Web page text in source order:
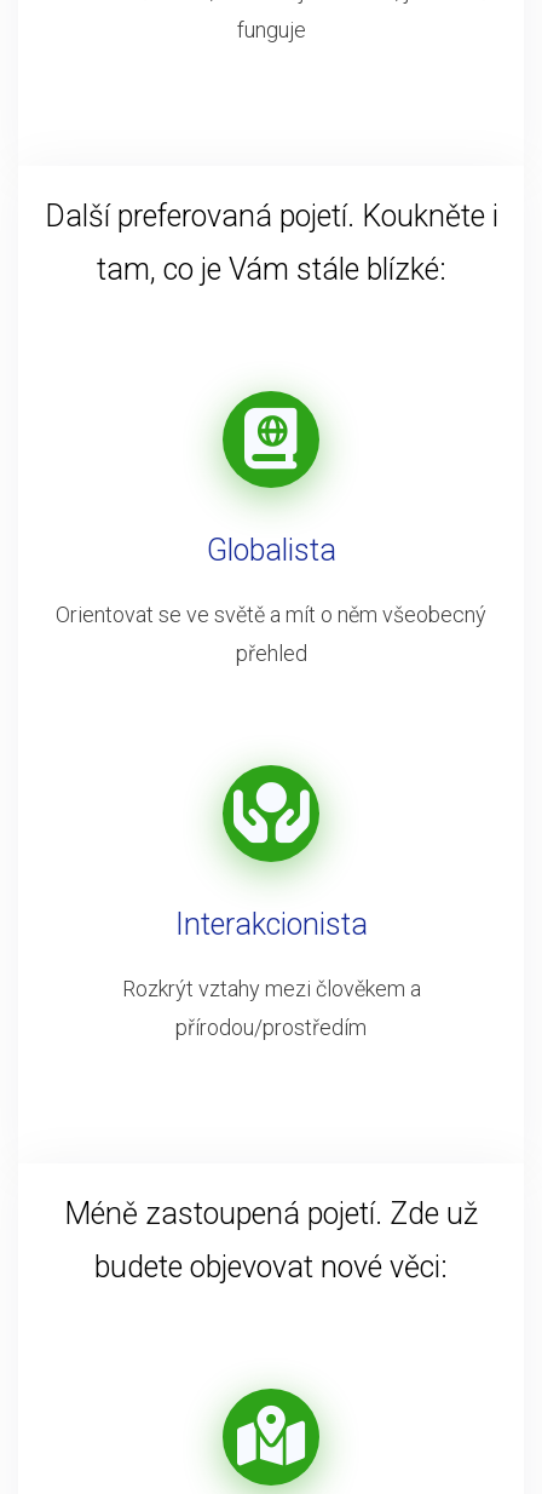
funguje
Další preferovaná pojetí. Koukněte i
tam, co je Vám stále blízké:
Globalista
Orientovat se ve světě a mít o něm všeobecný
přehled
Interakcionista
Rozkrýt vztahy mezi člověkem a
přírodou/prostředím
Méně zastoupená pojetí. Zde už
budete objevovat nové věci: